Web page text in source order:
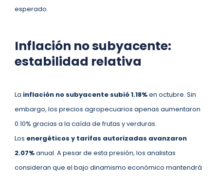
esperado.
Inflación no subyacente:
estabilidad relativa
La inflación no subyacente subió 1.18%en octubre. Sin
embargo, los precios agropecuarios apenas aumentaron
0.10% gracias a la caída de frutas y verduras.
Los energéticos y tarifas autorizadas avanzaron
2.07%anual. A pesar de esta presión, los analistas
consideran que el bajo dinamismo económico mantendrá